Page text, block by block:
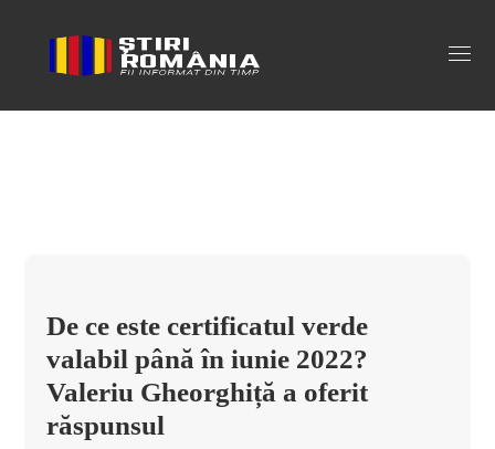
cat este valabil certificatul verde Tag
De ce este certificatul verde
valabil până în iunie 2022?
Valeriu Gheorghiță a oferit
răspunsul